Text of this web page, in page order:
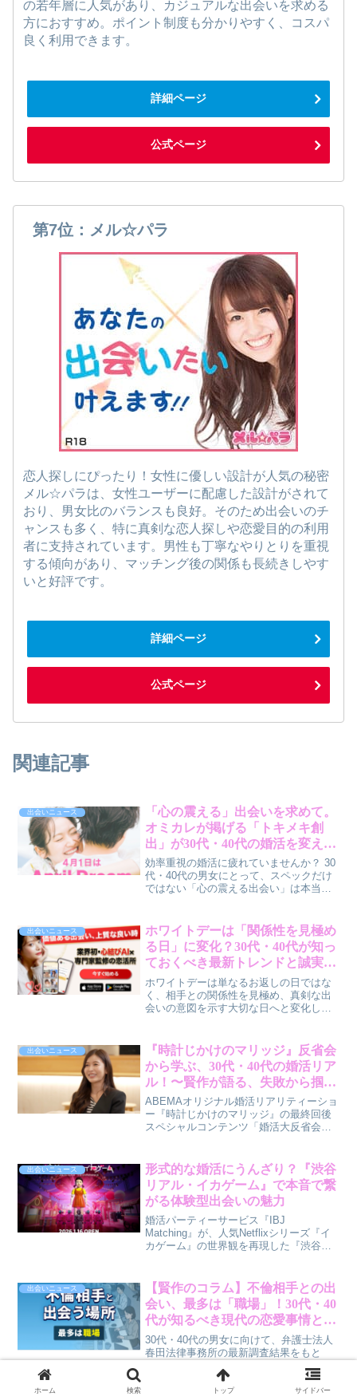
の若年層に人気があり、カジュアルな出会いを求める
方におすすめ。ポイント制度も分かりやすく、コスパ
良く利用できます。
詳細ページ
公式ページ
第7位：メル☆パラ
恋人探しにぴったり！女性に優しい設計が人気の秘密
メル☆パラは、女性ユーザーに配慮した設計がされて
おり、男女比のバランスも良好。そのため出会いのチ
ャンスも多く、特に真剣な恋人探しや恋愛目的の利用
者に支持されています。男性も丁寧なやりとりを重視
する傾向があり、マッチング後の関係も長続きしやす
いと好評です。
詳細ページ
公式ページ
関連記事
出会いニュース
「心の震える」出会いを求めて。
オミカレが掲げる「トキメキ創
出」が30代・40代の婚活を変え
る？
効率重視の婚活に疲れていませんか？ 30
代・40代の男女にとって、スペックだけ
ではない「心の震える出会い」は本当に
2025年11月の新体制発足に伴い「トキメ
キ創出宣言」を発表しました。膨大なデ
ータと直感を掛け合わせ、「出会いの再
定義」を目指す彼らの取り組みは、私た
ちの婚活に新たな希望をもたらすかもし
れません。
出会いニュース
ホワイトデーは「関係性を見極め
る日」に変化？30代・40代が知っ
ておくべき最新トレンドと誠実な
アプローチ
ホワイトデーは単なるお返しの日ではな
く、相手との関係性を見極め、真剣な出
会いの意図を示す大切な日へと変化して
のポイントを解説します。
出会いニュース
『時計じかけのマリッジ』反省会
から学ぶ、30代・40代の婚活リア
ル！〜賢作が語る、失敗から掴む
幸せのヒント〜
ABEMAオリジナル婚活リアリティーショ
ー『時計じかけのマリッジ』の最終回後
スペシャルコンテンツ「婚活大反省会」
づきを賢作の視点でお届けします。
出会いニュース
形式的な婚活にうんざり？『渋谷
リアル・イカゲーム』で本音で繋
がる体験型出会いの魅力
婚活パーティーサービス『IBJ
Matching』が、人気Netflixシリーズ『イ
カゲーム』の世界観を再現した『渋谷リ
ルと高揚感を共有しながら自然な出会い
を楽しむ新しい婚活の形を提案します。
形式的な出会いに悩む30代・40代の男女
に向け、体験を通じて相手の本質に触れ
る機会を提供します。
出会いニュース
【賢作のコラム】不倫相手との出
会い、最多は「職場」！30代・40
代が知るべき現代の恋愛事情と向
き合い方
30代・40代の男女に向けて、弁護士法人
春田法律事務所の最新調査結果をもと
最も多い出会いの場は「職場」、次いで
「マッチングアプリ・SNS」という結果
ホーム 検索 トップ サイドバー